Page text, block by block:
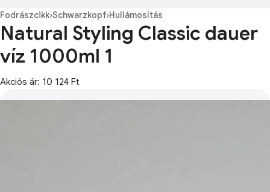
Fodrászcikk›Schwarzkopf›Hullámosítás
Natural Styling Classic dauer
víz 1000ml 1
Akciós ár: 10 124 Ft